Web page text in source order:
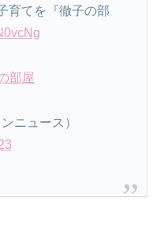
育てを『徹子の部
部屋
ニュース）